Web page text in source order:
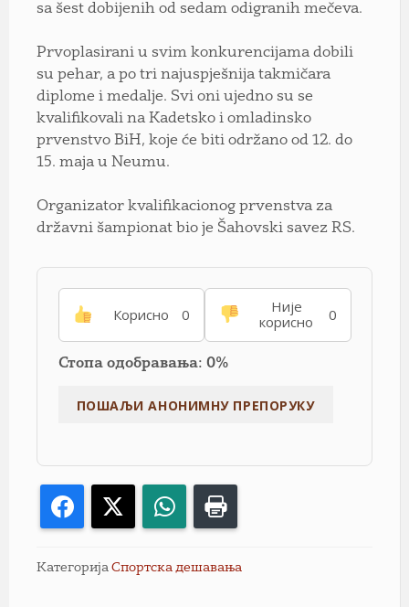
sa šest dobijenih od sedam odigranih mečeva.
Prvoplasirani u svim konkurencijama dobili
su pehar, a po tri najuspješnija takmičara
diplome i medalje. Svi oni ujedno su se
kvalifikovali na Kadetsko i omladinsko
prvenstvo BiH, koje će biti održano od 12. do
15. maja u Neumu.
Organizator kvalifikacionog prvenstva za
državni šampionat bio je Šahovski savez RS.
Корисно 0
Није
корисно
0
Стопа одобравања: 0%
Facebook WhatsApp
Категорија Спортска дешавања